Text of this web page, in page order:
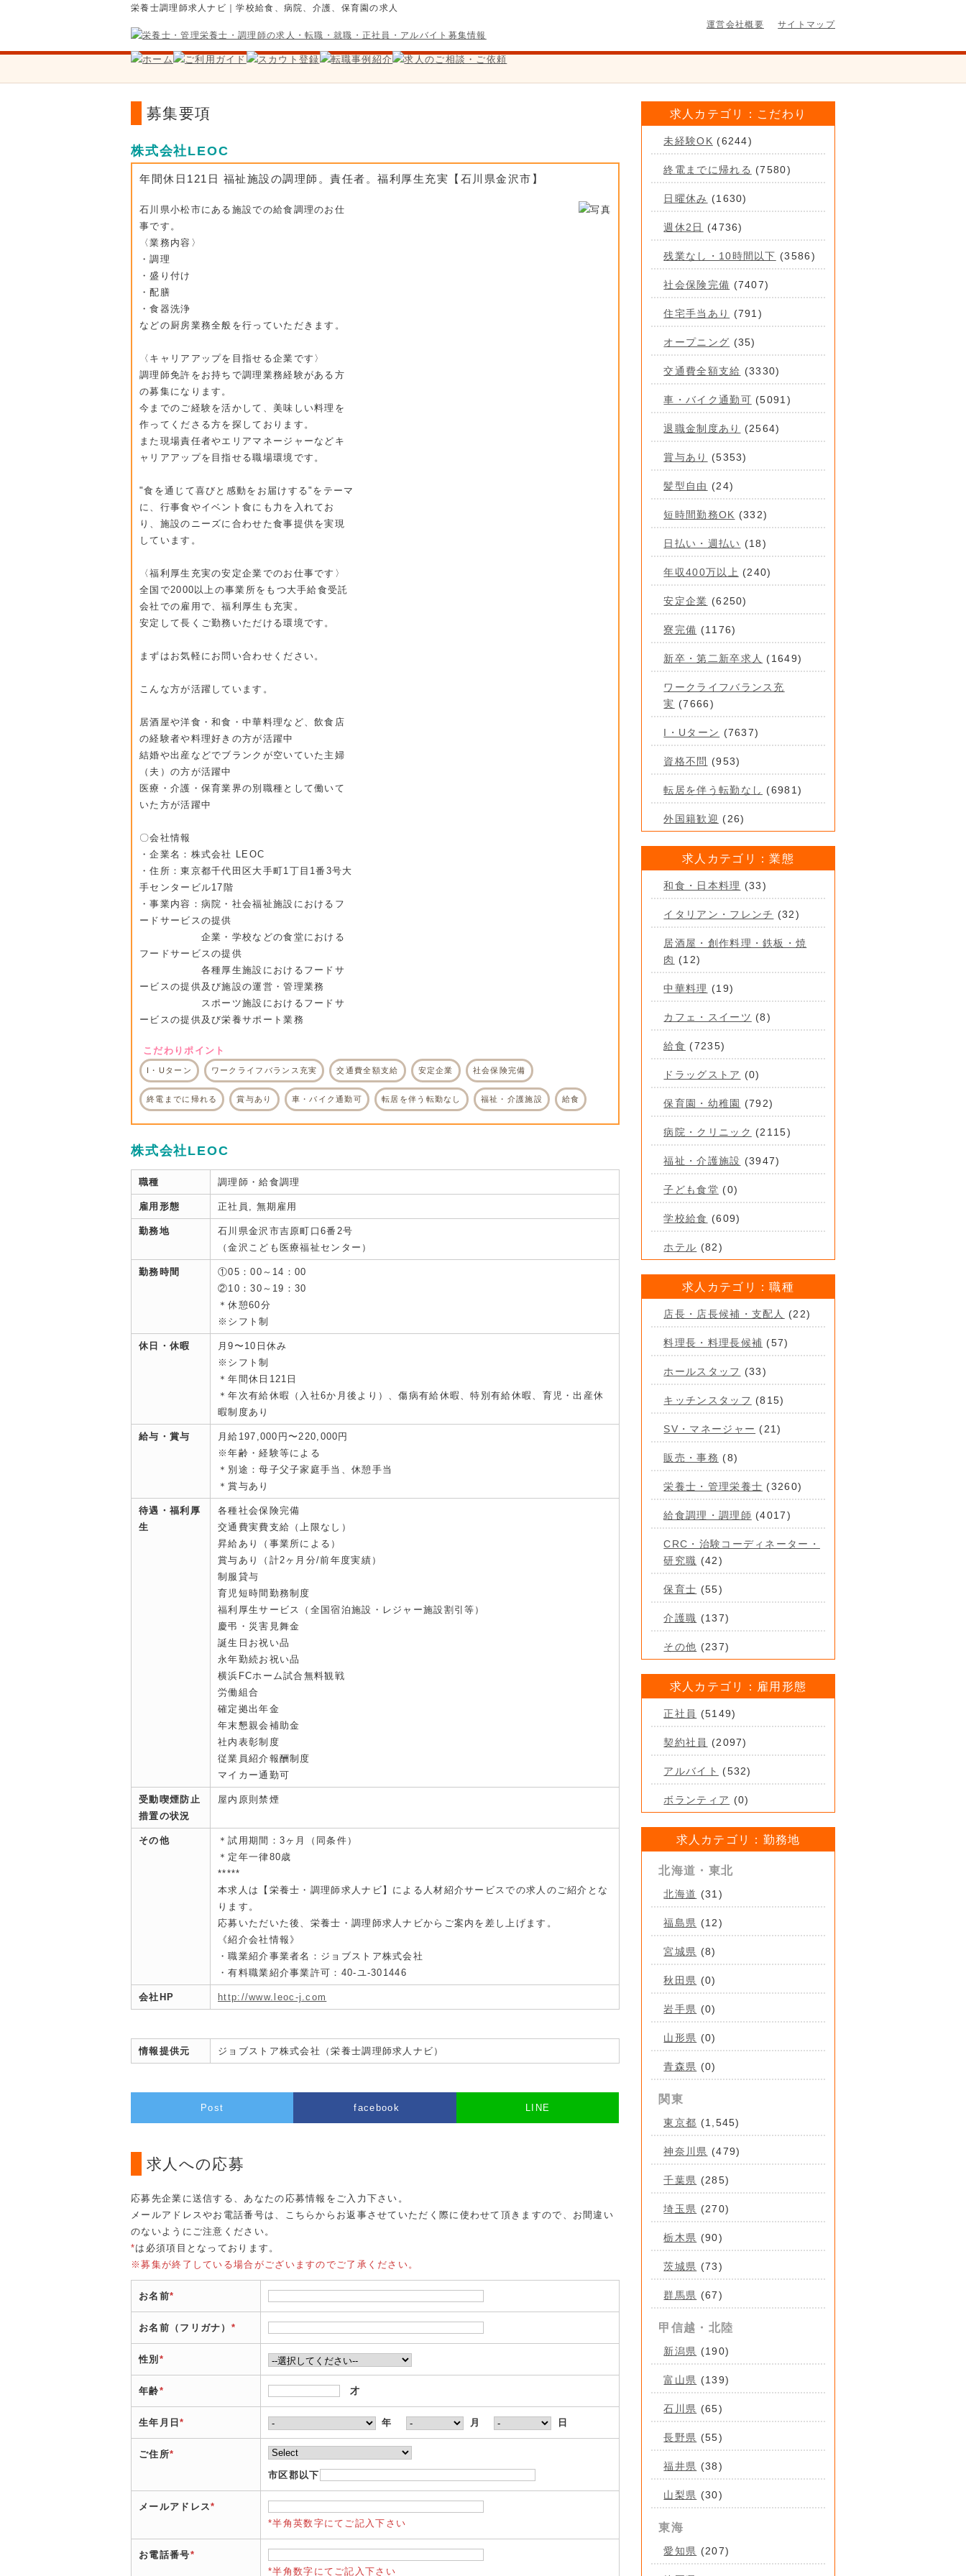
栄養士調理師求人ナビ｜学校給食、病院、介護、保育園の求人
運営会社概要
サイトマップ
募集要項
株式会社LEOC
年間休日121日 福祉施設の調理師。責任者。福利厚生充実【石川県金沢市】
石川県小松市にある施設での給食調理のお仕
事です。
〈業務内容〉
・調理
・盛り付け
・配膳
・食器洗浄
などの厨房業務全般を行っていただきます。
〈キャリアアップを目指せる企業です〉
調理師免許をお持ちで調理業務経験がある方
の募集になります。
今までのご経験を活かして、美味しい料理を
作ってくださる方を探しております。
また現場責任者やエリアマネージャーなどキ
ャリアアップを目指せる職場環境です。
"食を通じて喜びと感動をお届けする"をテーマ
に、行事食やイベント食にも力を入れてお
り、施設のニーズに合わせた食事提供を実現
しています。
〈福利厚生充実の安定企業でのお仕事です〉
全国で2000以上の事業所をもつ大手給食受託
会社での雇用で、福利厚生も充実。
安定して長くご勤務いただける環境です。
まずはお気軽にお問い合わせください。
こんな方が活躍しています。
居酒屋や洋食・和食・中華料理など、飲食店
の経験者や料理好きの方が活躍中
結婚や出産などでブランクが空いていた主婦
（夫）の方が活躍中
医療・介護・保育業界の別職種として働いて
いた方が活躍中
〇会社情報
・企業名：株式会社 LEOC
・住所：東京都千代田区大手町1丁目1番3号大
手センタービル17階
・事業内容：病院・社会福祉施設におけるフ
ードサービスの提供
企業・学校などの食堂における
フードサービスの提供
各種厚生施設におけるフードサ
ービスの提供及び施設の運営・管理業務
スポーツ施設におけるフードサ
ービスの提供及び栄養サポート業務
こだわりポイント
I・Uターン ワークライフバランス充実 交通費全額支給 安定企業 社会保険完備
終電までに帰れる 賞与あり 車・バイク通勤可 転居を伴う転勤なし 福祉・介護施設 給食
株式会社LEOC
職種 調理師・給食調理
雇用形態 正社員, 無期雇用
勤務地
石川県金沢市吉原町口6番2号
（金沢こども医療福祉センター）
勤務時間
①05：00～14：00
②10：30～19：30
＊休憩60分
※シフト制
休日・休暇
月9〜10日休み
※シフト制
＊年間休日121日
＊年次有給休暇（入社6か月後より）、傷病有給休暇、特別有給休暇、育児・出産休
暇制度あり
給与・賞与
月給197,000円〜220,000円
※年齢・経験等による
＊別途：母子父子家庭手当、休憩手当
＊賞与あり
待遇・福利厚
生
各種社会保険完備
交通費実費支給（上限なし）
昇給あり（事業所による）
賞与あり（計2ヶ月分/前年度実績）
制服貸与
育児短時間勤務制度
福利厚生サービス（全国宿泊施設・レジャー施設割引等）
慶弔・災害見舞金
誕生日お祝い品
永年勤続お祝い品
横浜FCホーム試合無料観戦
労働組合
確定拠出年金
年末懇親会補助金
社内表彰制度
従業員紹介報酬制度
マイカー通勤可
受動喫煙防止
措置の状況
屋内原則禁煙
その他
＊試用期間：3ヶ月（同条件）
＊定年一律80歳
*****
本求人は【栄養士・調理師求人ナビ】による人材紹介サービスでの求人のご紹介とな
ります。
応募いただいた後、栄養士・調理師求人ナビからご案内を差し上げます。
《紹介会社情報》
・職業紹介事業者名：ジョブストア株式会社
・有料職業紹介事業許可：40-ユ-301446
会社HP http://www.leoc-j.com
情報提供元 ジョブストア株式会社（栄養士調理師求人ナビ）
Post facebook LINE
求人への応募
応募先企業に送信する、あなたの応募情報をご入力下さい。
メールアドレスやお電話番号は、こちらからお返事させていただく際に使わせて頂きますので、お間違い
のないようにご注意ください。
*は必須項目となっております。
※募集が終了している場合がございますのでご了承ください。
お名前*
お名前（フリガナ） *
性別 *
年齢* 才
生年月日* 年 月 日
ご住所*
市区郡以下
メールアドレス*
*半角英数字にてご記入下さい
お電話番号*
*半角数字にてご記入下さい
求人カテゴリ：こだわり
未経験OK (6244)
終電までに帰れる (7580)
日曜休み (1630)
週休2日 (4736)
残業なし・10時間以下 (3586)
社会保険完備 (7407)
住宅手当あり (791)
オープニング (35)
交通費全額支給 (3330)
車・バイク通勤可 (5091)
退職金制度あり (2564)
賞与あり (5353)
髪型自由 (24)
短時間勤務OK (332)
日払い・週払い (18)
年収400万以上 (240)
安定企業 (6250)
寮完備 (1176)
新卒・第二新卒求人 (1649)
ワークライフバランス充
実 (7666)
I・Uターン (7637)
資格不問 (953)
転居を伴う転勤なし (6981)
外国籍歓迎 (26)
求人カテゴリ：業態
和食・日本料理 (33)
イタリアン・フレンチ (32)
居酒屋・創作料理・鉄板・焼
肉 (12)
中華料理 (19)
カフェ・スイーツ (8)
給食 (7235)
ドラッグストア (0)
保育園・幼稚園 (792)
病院・クリニック (2115)
福祉・介護施設 (3947)
子ども食堂 (0)
学校給食 (609)
ホテル (82)
求人カテゴリ：職種
店長・店長候補・支配人 (22)
料理長・料理長候補 (57)
ホールスタッフ (33)
キッチンスタッフ (815)
SV・マネージャー (21)
販売・事務 (8)
栄養士・管理栄養士 (3260)
給食調理・調理師 (4017)
CRC・治験コーディネーター・
研究職 (42)
保育士 (55)
介護職 (137)
その他 (237)
求人カテゴリ：雇用形態
正社員 (5149)
契約社員 (2097)
アルバイト (532)
ボランティア (0)
求人カテゴリ：勤務地
北海道・東北
北海道 (31)
福島県 (12)
宮城県 (8)
秋田県 (0)
岩手県 (0)
山形県 (0)
青森県 (0)
関東
東京都 (1,545)
神奈川県 (479)
千葉県 (285)
埼玉県 (270)
栃木県 (90)
茨城県 (73)
群馬県 (67)
甲信越・北陸
新潟県 (190)
富山県 (139)
石川県 (65)
長野県 (55)
福井県 (38)
山梨県 (30)
東海
愛知県 (207)